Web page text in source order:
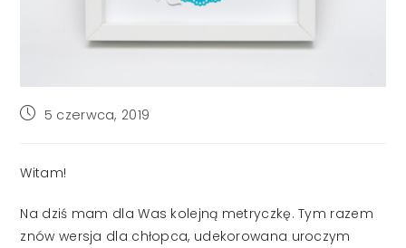
Post5 czerwca, 2019
Witam!
Na dziś mam dla Was kolejną metryczkę. Tym razem
znów wersja dla chłopca, udekorowana uroczym